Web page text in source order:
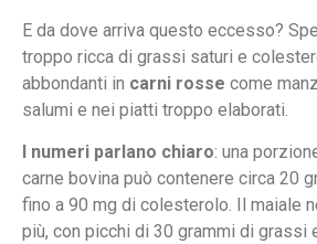
E da dove arriva questo eccesso?
troppo ricca di grassi saturi e
abbondanti in carni rosse come
salumi e nei piatti troppo elaborati.
I numeri parlano chiaro: una
carne bovina può contenere circa 20
fino a 90 mg di colesterolo. Il maiale
più, con picchi di 30 grammi di grassi